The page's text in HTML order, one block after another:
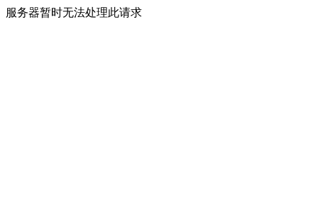
服务器暂时无法处理此请求